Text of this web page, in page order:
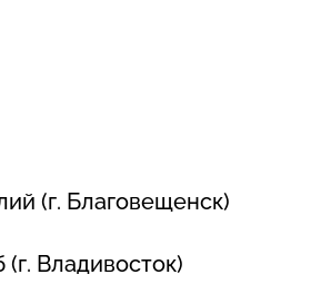
(г. Благовещенск)
Владивосток)